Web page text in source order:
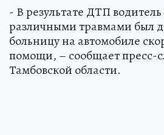
- В результате ДТП
различными травмами был
больницу на автомобиле
помощи, – сообщает пресс-
Тамбовской области.